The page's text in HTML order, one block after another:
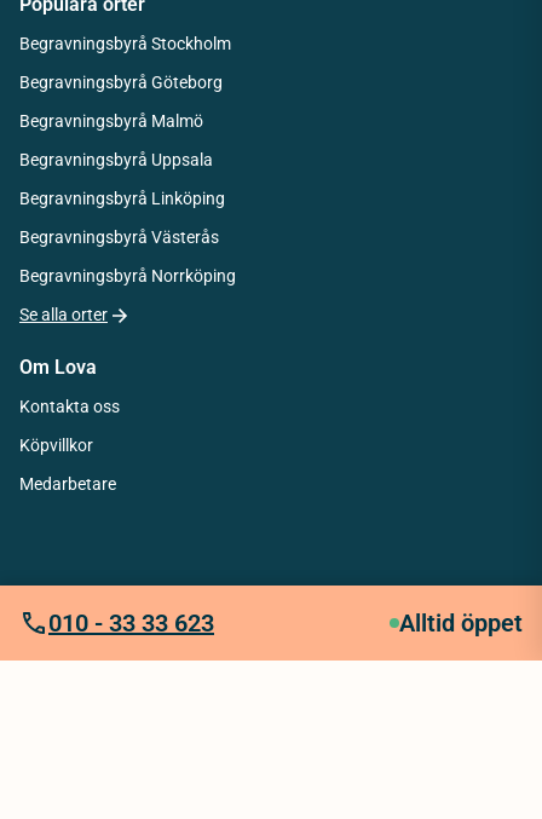
Begravningsbyrå Stockholm
Begravningsbyrå Göteborg
Begravningsbyrå Malmö
Begravningsbyrå Uppsala
Begravningsbyrå Linköping
Begravningsbyrå Västerås
Begravningsbyrå Norrköping
Se alla orter
Om Lova
Kontakta oss
Köpvillkor
Medarbetare
010 - 33 33 623 Alltid öppet